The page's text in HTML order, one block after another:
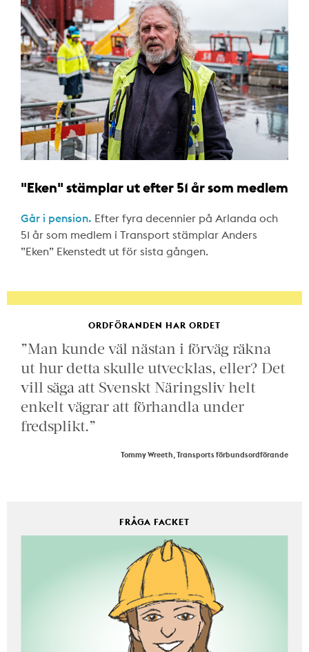
"Eken" stämplar ut efter 51 år som medlem
Går i pension. Efter fyra decennier på Arlanda och
51 år som medlem i Transport stämplar Anders
”Eken” Ekenstedt ut för sista gången.
ORDFÖRANDEN HAR ORDET
”Man kunde väl nästan i förväg räkna
ut hur detta skulle utvecklas, eller? Det
vill säga att Svenskt Näringsliv helt
enkelt vägrar att förhandla under
fredsplikt.”
Tommy Wreeth, Transports förbundsordförande
FRÅGA FACKET